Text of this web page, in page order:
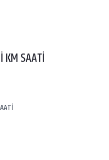
KM SAATİ